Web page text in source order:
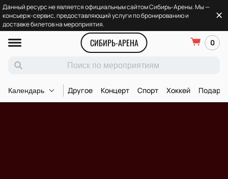
Данный ресурс не является официальным сайтом Сибирь-Арены. Мы —
консьерж-сервис, предоставляющий услуги по бронированию и
доставке билетов на мероприятия.
СИБИРЬ-АРЕНА 0
Календарь Другое Концерт Спорт Хоккей